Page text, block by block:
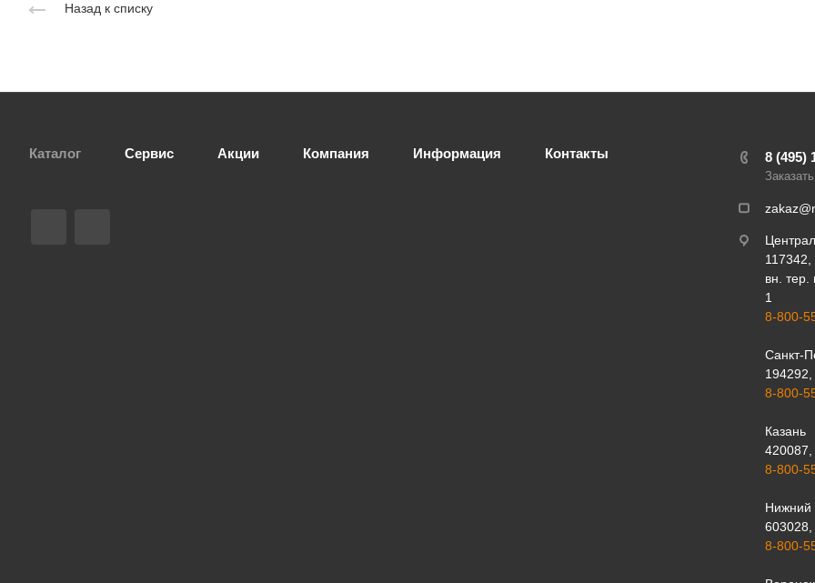
Назад к списку
Каталог Сервис Акции Компания Информация Контакты 8 (495)
117342,
вн. тер.
1
8-800-
Санкт-
194292,
8-800-
Казань
420087,
8-800-
Нижний
603028,
8-800-